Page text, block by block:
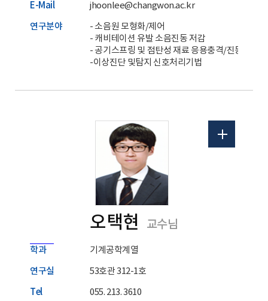
E-Mail jhoonlee@changwon.ac.kr
연구분야
- 소음원 모형화/제어
- 캐비테이션 유발 소음진동 저감
- 공기스프링 및 점탄성 재료 응용충격/진동 저감
-이상진단 및탐지 신호처리기법
오택현 교수님
학과 기계공학계열
연구실 53호관 312-1호
Tel 055. 213. 3610